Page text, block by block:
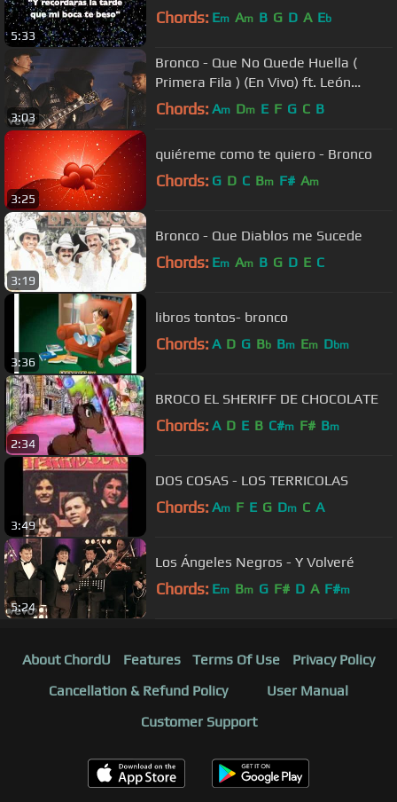
5:33
Chords: Em Am B G D A Eb
3:03
Bronco - Que No Quede Huella (
Primera Fila ) (En Vivo) ft. León
Larregui
Chords: Am Dm E F G C B
3:25
quiéreme como te quiero - Bronco
Chords: G D C Bm F# Am
3:19
Bronco - Que Diablos me Sucede
Chords: Em Am B G D E C
3:36
libros tontos- bronco
Chords: A D G Bb Bm Em Dbm
2:34
BROCO EL SHERIFF DE CHOCOLATE
Chords: A D E B C#m F# Bm
3:49
DOS COSAS - LOS TERRICOLAS
Chords: Am F E G Dm C A
5:24
Los Ángeles Negros - Y Volveré
Chords: Em Bm G F# D A F#m
About ChordU Features Terms Of Use
Privacy Policy
Cancellation & Refund Policy
User Manual
Customer Support